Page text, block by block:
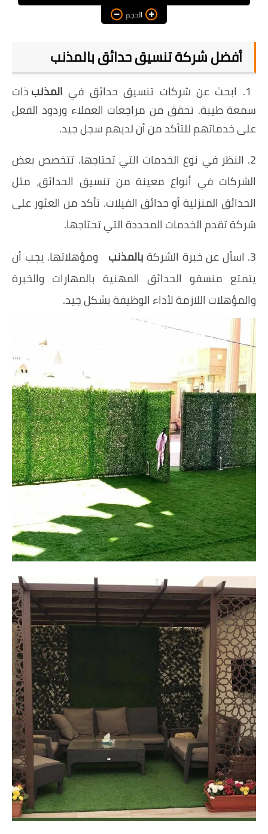
الحجم
أفضل شركة تنسيق حدائق بالمذنب
1. ابحث عن شركات تنسيق حدائق في المذنبذات
سمعة طيبة. تحقق من مراجعات العملاء وردود الفعل
على خدماتهم للتأكد من أن لديهم سجل جيد.
2. النظر في نوع الخدمات التي تحتاجها. تتخصص بعض
الشركات في أنواع معينة من تنسيق الحدائق، مثل
الحدائق المنزلية أو حدائق الفيلات. تأكد من العثور على
شركة تقدم الخدمات المحددة التي تحتاجها.
3. اسأل عن خبرة الشركة
بالمذنب ومؤهلاتها. يجب أن
يتمتع منسقو الحدائق المهنية بالمهارات والخبرة
والمؤهلات اللازمة لأداء الوظيفة بشكل جيد.